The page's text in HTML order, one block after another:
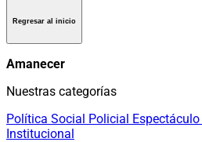
Regresar al inicio
Amanecer
Nuestras categorías
Política Social Policial Espectáculo
Institucional